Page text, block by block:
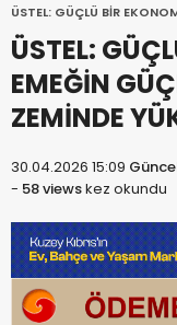
ÜSTEL: GÜÇLÜ BİR
YÜKSELİR
ÜSTEL:
EMEĞİN
ZEMİNDE
30.04.2026 15:09
- 58 viewskez okundu